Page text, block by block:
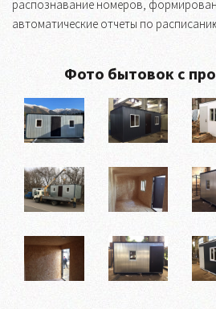
распознавание номеров,
автоматические отчеты по
Фото бытовок с